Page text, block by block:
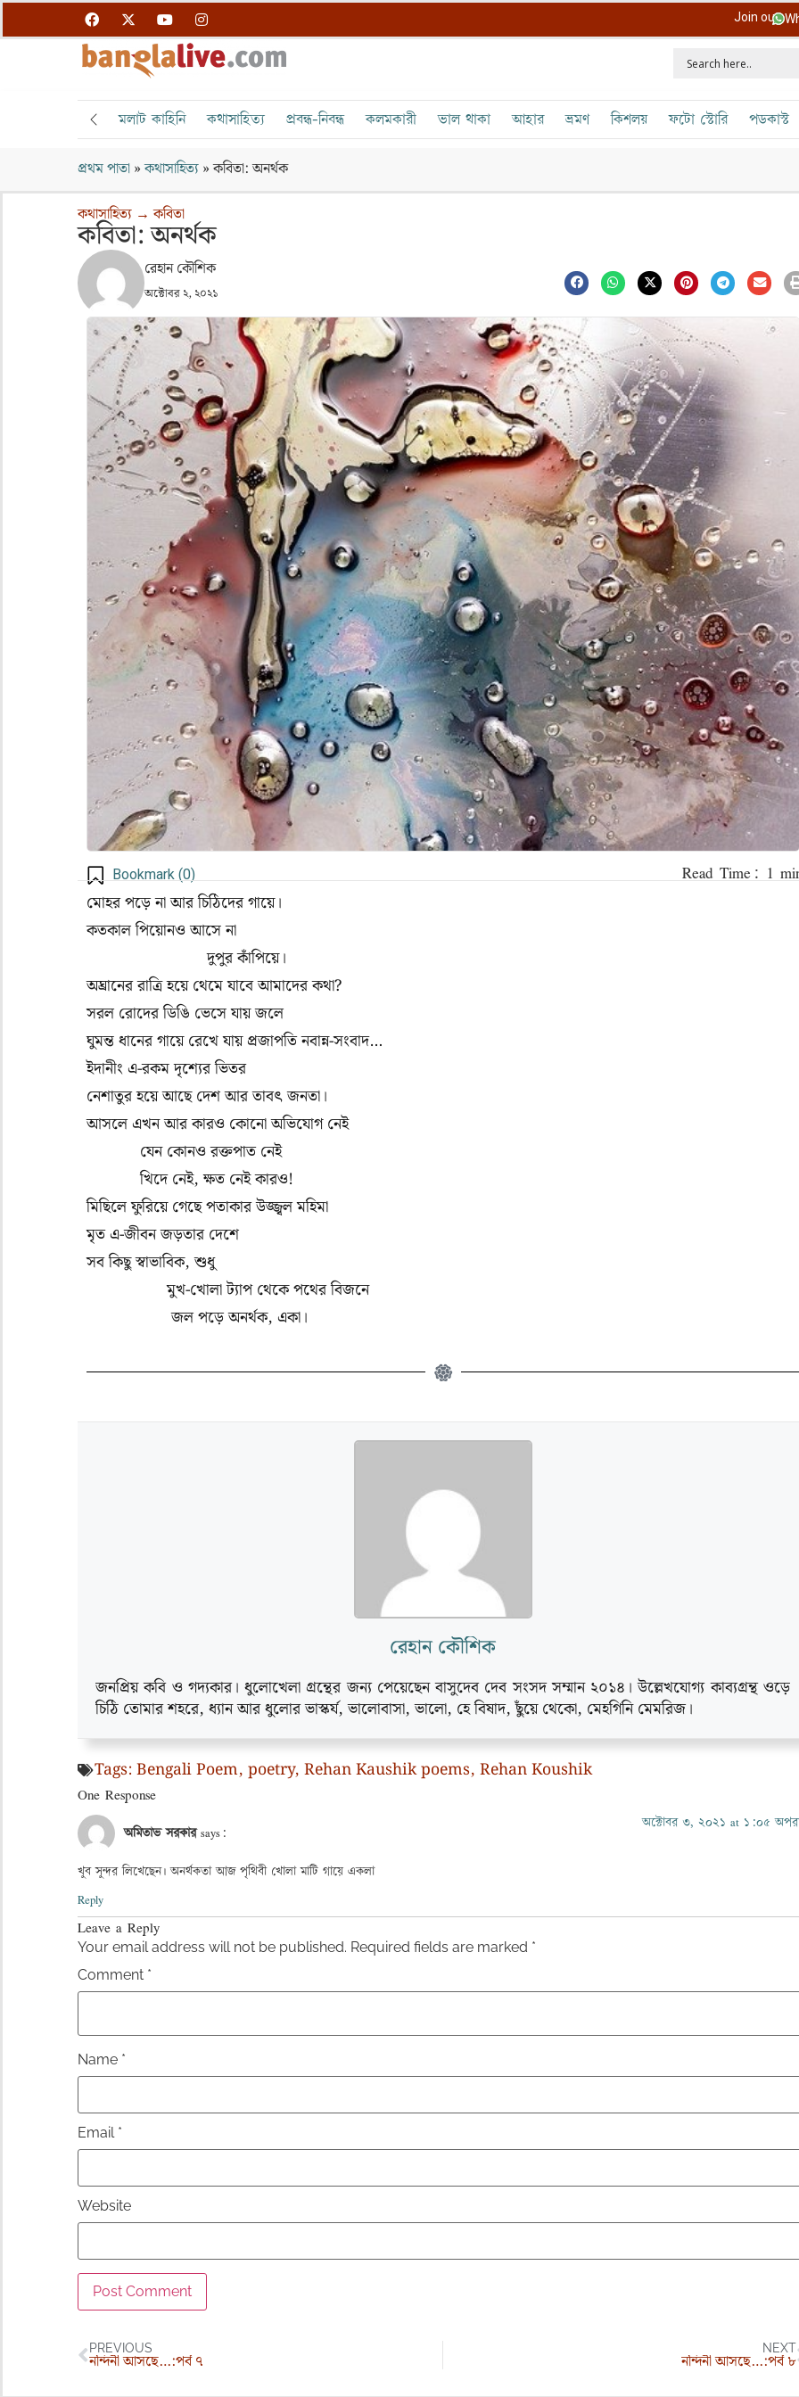
Join our
মলাট কাহিনি কথাসাহিত্য প্রবন্ধ-নিবন্ধ কলমকারী ভাল থাকা আহার ভ্রমণ কিশলয় ফটো স্টোরি পডকাস্ট
প্রথম পাতা »কথাসাহিত্য »কবিতা: অনর্থক
কথাসাহিত্য →কবিতা
কবিতা: অনর্থক
রেহান কৌশিক
অক্টোবর ২, ২০২১
Bookmark (0)
মোহর পড়ে না আর চিঠিদের গায়ে।
কতকাল পিয়োনও আসে না
দুপুর কাঁপিয়ে।
অঘ্রানের রাত্রি হয়ে থেমে যাবে আমাদের কথা?
সরল রোদের ডিঙি ভেসে যায় জলে
ঘুমন্ত ধানের গায়ে রেখে যায় প্রজাপতি নবান্ন-সংবাদ…
ইদানীং এ-রকম দৃশ্যের ভিতর
নেশাতুর হয়ে আছে দেশ আর তাবৎ জনতা।
আসলে এখন আর কারও কোনো অভিযোগ নেই
যেন কোনও রক্তপাত নেই
খিদে নেই, ক্ষত নেই কারও!
মিছিলে ফুরিয়ে গেছে পতাকার উজ্জ্বল মহিমা
মৃত এ-জীবন জড়তার দেশে
সব কিছু স্বাভাবিক, শুধু
মুখ-খোলা ট্যাপ থেকে পথের বিজনে
জল পড়ে অনর্থক, একা।
রেহান কৌশিক
জনপ্রিয় কবি ও গদ্যকার। ধুলোখেলা গ্রন্থের জন্য পেয়েছেন বাসুদেব দেব সংসদ সম্মান ২০১৪। উল্লেখযোগ্য কাব্যগ্রন্থ ওড়ে
চিঠি তোমার শহরে, ধ্যান আর ধুলোর ভাস্কর্য, ভালোবাসা, ভালো, হে বিষাদ, ছুঁয়ে থেকো, মেহগিনি মেমরিজ।
Tags:Bengali Poem, poetry, Rehan Kaushik poems, Rehan Koushik
One Response
অমিতাভ সরকার says:
অক্টোবর ৩, ২০২১ at ১:০৫
খুব সুন্দর লিখেছেন। অনর্থকতা আজ পৃথিবী খোলা মাটি গায়ে একলা
Reply
Leave a Reply
Your email address will not be published. Required fields are marked *
Comment *
Name *
Email *
Website
PREVIOUS
নন্দিনী আসছে…:পর্ব ৭
NEXT
নন্দিনী আসছে…:পর্ব ৮